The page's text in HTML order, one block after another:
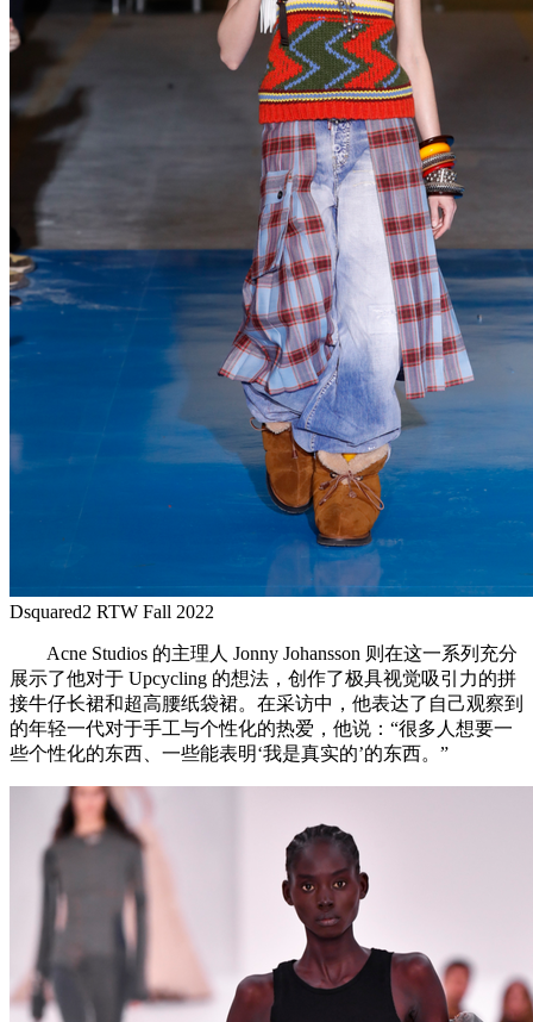
Dsquared2 RTW Fall 2022
Acne Studios 的主理人 Jonny Johansson 则在这一系列充分
展示了他对于 Upcycling 的想法，创作了极具视觉吸引力的拼
接牛仔长裙和超高腰纸袋裙。在采访中，他表达了自己观察到
的年轻一代对于手工与个性化的热爱，他说：“很多人想要一
些个性化的东西、一些能表明‘我是真实的’的东西。”